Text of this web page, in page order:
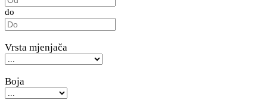
do
Vrsta mjenjača
Boja